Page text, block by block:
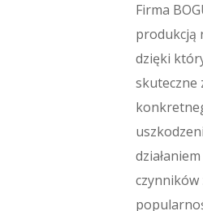
Adwokaci,
Ślub i
Weterynaryjne,
Sprzątanie,
Inne
Hotele i
Firma
produkcją
dzięki
skuteczne
czynników